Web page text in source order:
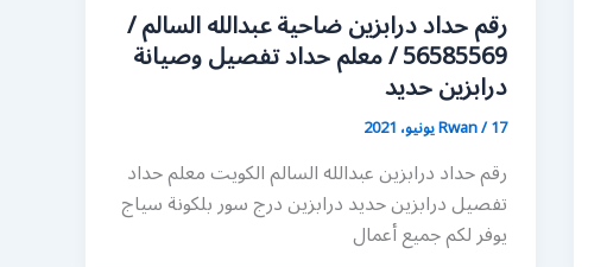
رقم حداد درابزين ضاحية عبدالله السالم /
56585569 / معلم حداد تفصيل وصيانة
درابزين حديد
Rwan/17 يونيو، 2021
رقم حداد درابزين عبدالله السالم الكويت معلم حداد
تفصيل درابزين حديد درابزين درج سور بلكونة سياج
يوفر لكم جميع أعمال